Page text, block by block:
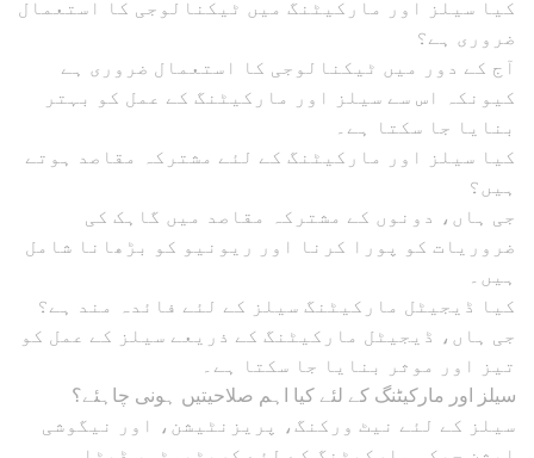
کیا سیلز اور مارکیٹنگ میں ٹیکنالوجی کا استعمال
ضروری ہے؟
آج کے دور میں ٹیکنالوجی کا استعمال ضروری ہے
کیونکہ اس سے سیلز اور مارکیٹنگ کے عمل کو بہتر
بنایا جا سکتا ہے۔
کیا سیلز اور مارکیٹنگ کے لئے مشترکہ مقاصد ہوتے
ہیں؟
جی ہاں، دونوں کے مشترکہ مقاصد میں گاہک کی
ضروریات کو پورا کرنا اور ریونیو کو بڑھانا شامل
ہیں۔
کیا ڈیجیٹل مارکیٹنگ سیلز کے لئے فائدہ مند ہے؟
جی ہاں، ڈیجیٹل مارکیٹنگ کے ذریعے سیلز کے عمل کو
تیز اور موثر بنایا جا سکتا ہے۔
سیلز اور مارکیٹنگ کے لئے کیا اہم صلاحیتیں ہونی چاہئے؟
سیلز کے لئے نیٹ ورکنگ، پریزنٹیشن، اور نیگوشی